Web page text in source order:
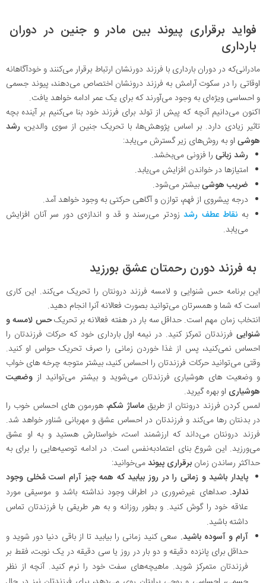
فواید برقراری پیوند بین مادر و جنین در دوران
بارداری
مادرانی‌که در دوران بارداری با فرزند دورنشان ارتباط برقرار می‌کنند و خودآگاهانه
اوقاتی را در سکوت آرامش به فرزند درونشان اختصاص می‌دهند، پیوند جسمی
و احساسی ویژه‌ای به وجود می‌آورند که برای یک عمر ادامه خواهد یافت.
اکنون می‌دانیم آنچه که پیش از تولد برای فرزند خود بنا می‌کنیم بر آینده بچه
تاثیر زیادی دارد. بر اساس پژوهش‌ها، با تحریک جنین از سوی والدین، رشد
هوشی او به روش‌های زیر گسترش می‌یابد:
رشد زبانی را فزونی می‌بخشد.
امتیازها در خواندن افزایش می‌یابد.
ضریب هوشیبیشتر می‌شود.
درجه پیشروی از فهم، توازن و آگاهی حرکتی به وجود خواهد آمد.
به نقاط عطف رشدزودتر می‌رسند و قد و اندازه‌ی دور سر آنان افزایش
می‌یابد.
به فرزند دورن رحمتان عشق بورزید
این برنامه حس شنوایی و لامسه فرزند درونتان را تحریک می‌کند. این کاری
است که شما و همسرتان می‌توانید بصورت فعالانه آنرا انجام دهید.
انتخاب زمان مهم است. حداقل سه بار در هفته فعالانه بر تحریکحس لامسه و
شنوایی فرزندتان تمرکز کنید. در نیمه اول بارداری خود که حرکات فرزندتان را
احساس نمی‌کنید، پس از غذا خوردن زمانی را صرف تحریک حواس او کنید.
وقتی می‌توانید حرکات فرزندتان را احساس کنید، بیشتر متوجه چرخه های خواب
و وضعیت های هوشیاری فرزندتان می‌شوید و بیشتر می‌توانید از وضعیت
هوشیاری او بهره گیرید.
لمس کردن فرزند درونتان از طریقماساژ شکم، هورمون های احساس خوب را
در بدنتان رها می‌کند و فرزندتان در احساس عشق و مهربانی شناور خواهد شد.
فرزند درونتان می‌داند که ارزشمند است، خواستارش هستید و به او عشق
می‌ورزید. این شروع بنای اعتماد‌به‌نفس است. در ادامه توصیه‌هایی را برای به
حداکثر رساندن زمان برقراری پیوندمی‌خوانید:
پایدار باشید و زمانی را در روز بیابید که همه چیز آرام است مُخلی وجود
ندارد. صداهای غیرضروری در اطراف وجود نداشته باشد و موسیقی مورد
علاقه خود را گوش کنید. و بطور روزانه و به هر طریقی با فرزندتان تماس
داشته باشید.
آرام و آسوده باشید. سعی کنید زمانی را بیابید تا از باقی دنیا دور شوید و
حداقل برای پانزده دقیقه و دو بار در روز یا سی دقیقه در یک نوبت، فقط بر
فرزندتان متمرکز شوید. ماهیچه‌های سفت خود را نرم کنید. آنچه از نظر